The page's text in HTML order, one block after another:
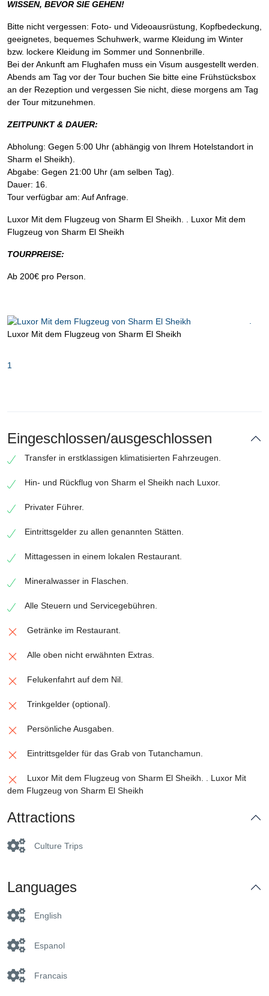
WISSEN, BEVOR SIE GEHEN!
Bitte nicht vergessen: Foto- und Videoausrüstung, Kopfbedeckung,
geeignetes, bequemes Schuhwerk, warme Kleidung im Winter
bzw. lockere Kleidung im Sommer und Sonnenbrille.
Bei der Ankunft am Flughafen muss ein Visum ausgestellt werden.
Abends am Tag vor der Tour buchen Sie bitte eine Frühstücksbox
an der Rezeption und vergessen Sie nicht, diese morgens am Tag
der Tour mitzunehmen.
ZEITPUNKT & DAUER:
Abholung: Gegen 5:00 Uhr (abhängig von Ihrem Hotelstandort in
Sharm el Sheikh).
Abgabe: Gegen 21:00 Uhr (am selben Tag).
Dauer: 16.
Tour verfügbar am: Auf Anfrage.
Luxor Mit dem Flugzeug von Sharm El Sheikh. . Luxor Mit dem
Flugzeug von Sharm El Sheikh
TOURPREISE:
Ab 200€ pro Person.
Luxor Mit dem Flugzeug von Sharm El Sheikh
1
Eingeschlossen/ausgeschlossen
Transfer in erstklassigen klimatisierten Fahrzeugen.
Hin- und Rückflug von Sharm el Sheikh nach Luxor.
Privater Führer.
Eintrittsgelder zu allen genannten Stätten.
Mittagessen in einem lokalen Restaurant.
Mineralwasser in Flaschen.
Alle Steuern und Servicegebühren.
Getränke im Restaurant.
Alle oben nicht erwähnten Extras.
Felukenfahrt auf dem Nil.
Trinkgelder (optional).
Persönliche Ausgaben.
Eintrittsgelder für das Grab von Tutanchamun.
Luxor Mit dem Flugzeug von Sharm El Sheikh. . Luxor Mit
dem Flugzeug von Sharm El Sheikh
Attractions
Culture Trips
Languages
English
Espanol
Francais